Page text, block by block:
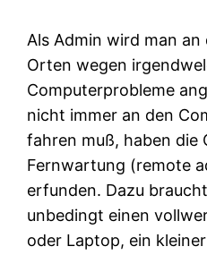
Als Admin wird man
Orten wegen
Computerprobleme
nicht immer an den
fahren muß, haben die
Fernwartung (remote
erfunden. Dazu
unbedingt einen
oder Laptop, ein